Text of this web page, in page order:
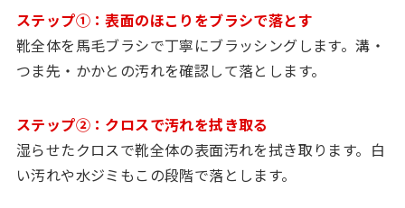
ステップ①：表面のほこりをブラシで落とす
靴全体を馬毛ブラシで丁寧にブラッシングします。溝・
つま先・かかとの汚れを確認して落とします。
ステップ②：クロスで汚れを拭き取る
湿らせたクロスで靴全体の表面汚れを拭き取ります。白
い汚れや水ジミもこの段階で落とします。